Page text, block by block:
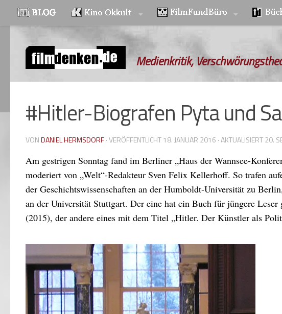
Zum Inhalt springen
Medienkritik,
#Hitler-Biografen Pyta und
VONDANIEL HERMSDORF· VERÖFFENTLICHT18. JANUAR 2016 · AKTUALISIERT20.
Am gestrigen Sonntag fand im Berliner „Haus der Wannsee-
moderiert von „Welt“-Redakteur Sven Felix Kellerhoff. So trafen
der Geschichtswissenschaften an der Humboldt-Universität zu
an der Universität Stuttgart. Der eine hat ein Buch für jüngere
(2015), der andere eines mit dem Titel „Hitler. Der Künstler als